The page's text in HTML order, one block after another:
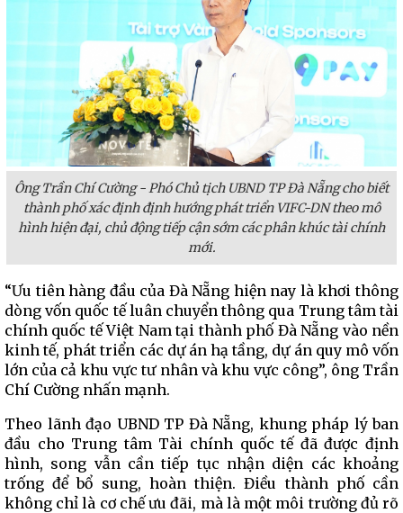
Ông Trần Chí Cường - Phó Chủ tịch UBND TP Đà Nẵng cho biết
thành phố xác định định hướng phát triển VIFC-DN theo mô
hình hiện đại, chủ động tiếp cận sớm các phân khúc tài chính
mới.
“Ưu tiên hàng đầu của Đà Nẵng hiện nay là khơi thông
dòng vốn quốc tế luân chuyển thông qua Trung tâm tài
chính quốc tế Việt Nam tại thành phố Đà Nẵng vào nền
kinh tế, phát triển các dự án hạ tầng, dự án quy mô vốn
lớn của cả khu vực tư nhân và khu vực công”, ông Trần
Chí Cường nhấn mạnh.
Theo lãnh đạo UBND TP Đà Nẵng, khung pháp lý ban
đầu cho Trung tâm Tài chính quốc tế đã được định
hình, song vẫn cần tiếp tục nhận diện các khoảng
trống để bổ sung, hoàn thiện. Điều thành phố cần
không chỉ là cơ chế ưu đãi, mà là một môi trường đủ rõ